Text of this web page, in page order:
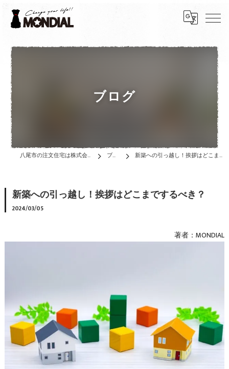
ブログ
八尾市の注文住宅は株式会社MONDIAL ブログ 新築への引っ越し！挨拶はどこまでするべき？
新築への引っ越し！挨拶はどこまでするべき？
2024/03/05
著者：MONDIAL